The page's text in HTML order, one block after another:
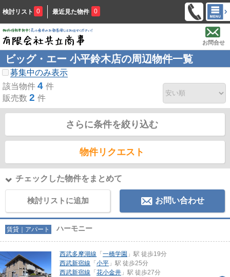
検討リスト 0 最近見た物件 0
お問合せ
ビッグ・エー 小平鈴木店の周辺物件一覧
募集中のみ表示
該当物件 4 件
販売数 2 件
さらに条件を絞り込む
物件リクエスト
チェックした物件をまとめて
検討リストに追加 お問い合わせ
賃貸｜アパート ハーモニー
西武多摩湖線 「 一橋学園 」駅 徒歩19分
西武新宿線 「 小平 」駅 徒歩25分
西武新宿線 「 花小金井 」駅 徒歩27分